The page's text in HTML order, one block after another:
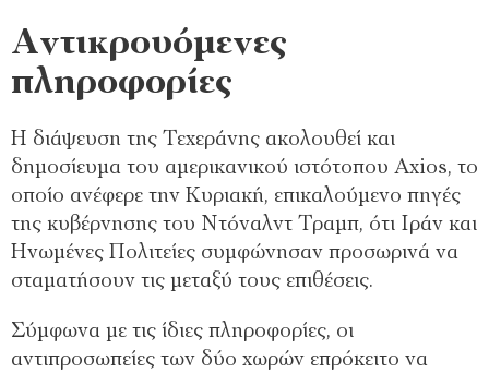
Αντικρουόμενες
πληροφορίες
Η διάψευση της Τεχεράνης ακολουθεί και
δημοσίευμα του αμερικανικού ιστότοπου Axios, το
οποίο ανέφερε την Κυριακή, επικαλούμενο πηγές
της κυβέρνησης του Ντόναλντ Τραμπ, ότι Ιράν και
Ηνωμένες Πολιτείες συμφώνησαν προσωρινά να
σταματήσουν τις μεταξύ τους επιθέσεις.
Σύμφωνα με τις ίδιες πληροφορίες, οι
αντιπροσωπείες των δύο χωρών επρόκειτο να